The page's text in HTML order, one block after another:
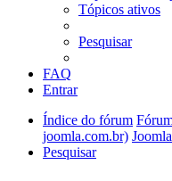
Tópicos ativos
Pesquisar
FAQ
Entrar
Índice do fórum
joomla.com.br)
Pesquisar